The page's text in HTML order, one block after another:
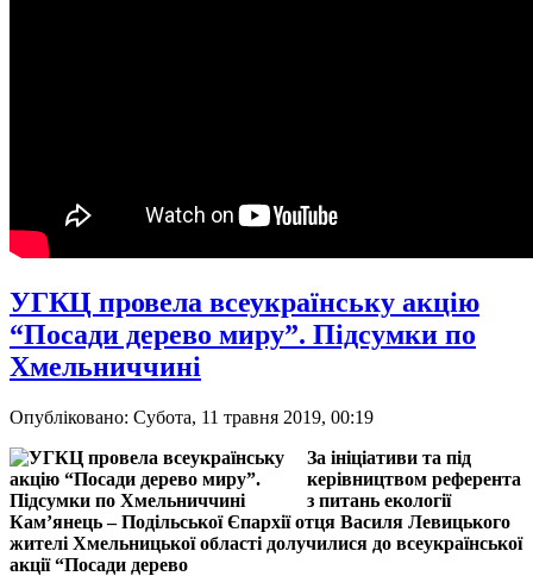
УГКЦ провела всеукраїнську акцію
“Посади дерево миру”. Підсумки по
Хмельниччині
Опубліковано: Субота, 11 травня 2019, 00:19
За ініціативи та під
керівництвом референта
з питань екології
Кам’янець – Подільської Єпархії отця Василя Левицького
жителі Хмельницької області долучилися до всеукраїнської
акції “Посади дерево